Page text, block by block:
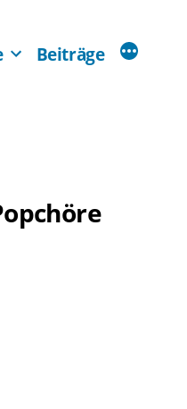
Beiträge